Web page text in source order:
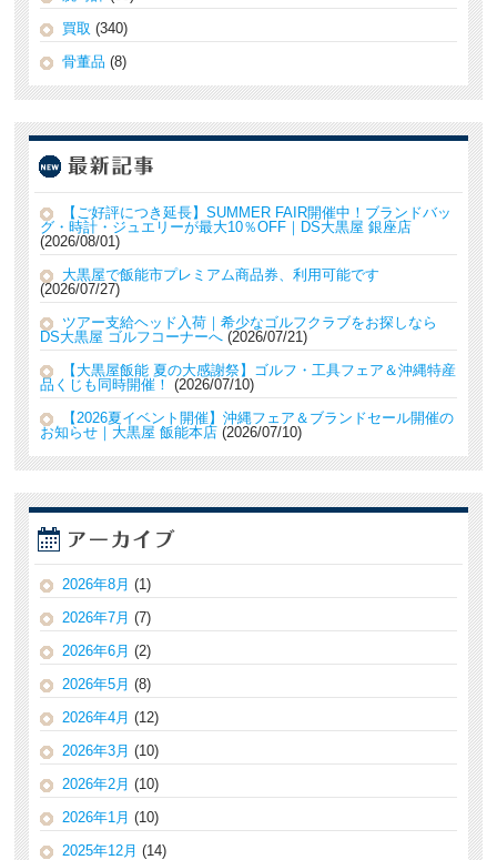
買取 (340)
骨董品 (8)
【ご好評につき延長】SUMMER FAIR開催中！ブランドバッ
グ・時計・ジュエリーが最大10％OFF｜DS大黒屋 銀座店
2026/08/01
大黒屋で飯能市プレミアム商品券、利用可能です
2026/07/27
ツアー支給ヘッド入荷｜希少なゴルフクラブをお探しなら
DS大黒屋 ゴルフコーナーへ 2026/07/21
【大黒屋飯能 夏の大感謝祭】ゴルフ・工具フェア＆沖縄特産
品くじも同時開催！
2026/07/10
【2026夏イベント開催】沖縄フェア＆ブランドセール開催の
お知らせ｜大黒屋 飯能本店 2026/07/10
2026年8月 (1)
2026年7月 (7)
2026年6月 (2)
2026年5月 (8)
2026年4月 (12)
2026年3月 (10)
2026年2月 (10)
2026年1月 (10)
2025年12月 (14)